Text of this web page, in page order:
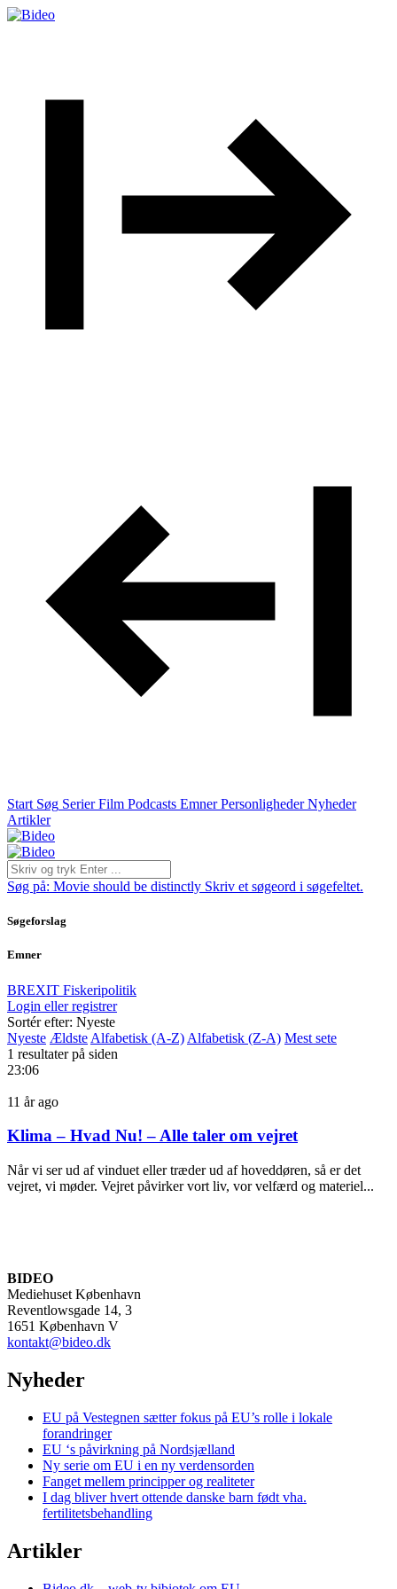
Start Søg Serier Film Podcasts Emner Personligheder Nyheder
Artikler
Søg på: Movie should be distinctly Skriv et søgeord i søgefeltet.
Søgeforslag
Emner
BREXIT Fiskeripolitik
Login eller registrer
Sortér efter: Nyeste
Nyeste Ældste Alfabetisk (A-Z) Alfabetisk (Z-A) Mest sete
1 resultater på siden
23:06
11 år ago
Klima – Hvad Nu! – Alle taler om vejret
Når vi ser ud af vinduet eller træder ud af hoveddøren, så er det
vejret, vi møder. Vejret påvirker vort liv, vor velfærd og materiel...
BIDEO
Mediehuset København
Reventlowsgade 14, 3
1651 København V
kontakt@bideo.dk
Nyheder
EU på Vestegnen sætter fokus på EU’s rolle i lokale
forandringer
EU ‘s påvirkning på Nordsjælland
Ny serie om EU i en ny verdensorden
Fanget mellem principper og realiteter
I dag bliver hvert ottende danske barn født vha.
fertilitetsbehandling
Artikler